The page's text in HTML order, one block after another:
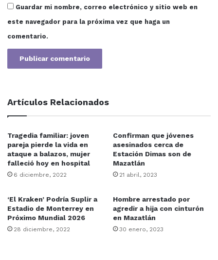
Guardar mi nombre, correo electrónico y sitio web en
este navegador para la próxima vez que haga un
comentario.
Artículos Relacionados
Tragedia familiar: joven
pareja pierde la vida en
ataque a balazos, mujer
falleció hoy en hospital
6 diciembre, 2022
Confirman que jóvenes
asesinados cerca de
Estación Dimas son de
Mazatlán
21 abril, 2023
‘El Kraken’ Podría Suplir a
Estadio de Monterrey en
Próximo Mundial 2026
28 diciembre, 2022
Hombre arrestado por
agredir a hija con cinturón
en Mazatlán
30 enero, 2023